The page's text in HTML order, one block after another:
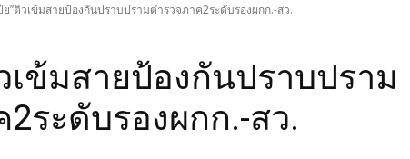
ย”ติวเข้มสายป้องกันปราบปรามตำรวจภาค2ระดับรองผกก.-สว.
เข้มสายป้องกันปราบปราม
ระดับรองผกก.-สว.